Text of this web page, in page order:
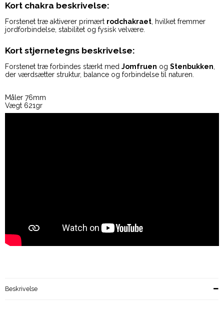
Kort chakra beskrivelse:
Forstenet træ aktiverer primært rodchakraet , hvilket fremmer
jordforbindelse, stabilitet og fysisk velvære.
Kort stjernetegns beskrivelse:
Forstenet træ forbindes stærkt med Jomfruen og Stenbukken
der værdsætter struktur, balance og forbindelse til naturen.
Måler 76mm
Vægt 621gr
Beskrivelse